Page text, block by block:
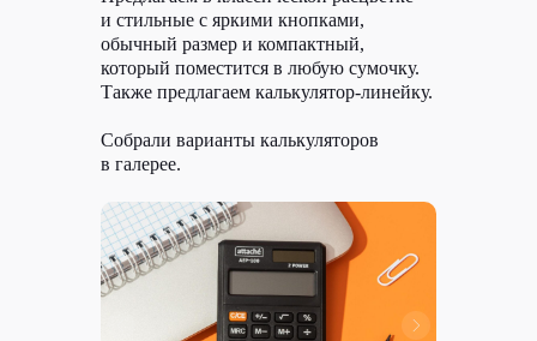
и стильные с яркими кнопками,
обычный размер и компактный,
который поместится в любую сумочку.
Также предлагаем калькулятор-линейку.
Собрали варианты калькуляторов
в галерее.